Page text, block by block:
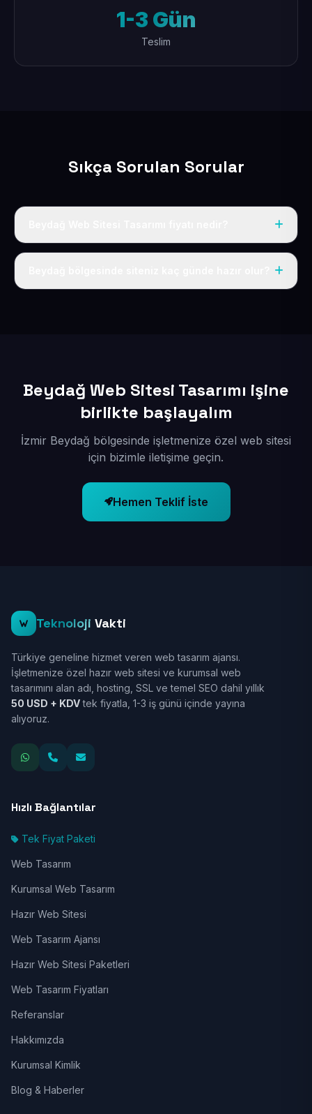
1-3 Gün
Teslim
Sıkça Sorulan Sorular
Tek fiyat uygulanır: yıllık 50 USD + KDV. Bu bedele alan
Beydağ Web Sitesi Tasarımı işine
birlikte başlayalım
İzmir Beydağ bölgesinde işletmenize özel web sitesi
için bizimle iletişime geçin.
Hemen Teklif İste
Teknoloji Vakti
Türkiye geneline hizmet veren web tasarım ajansı.
İşletmenize özel hazır web sitesi ve kurumsal web
tasarımını alan adı, hosting, SSL ve temel SEO dahil yıllık
50 USD + KDVtek fiyatla, 1-3 iş günü içinde yayına
alıyoruz.
Hızlı Bağlantılar
Tek Fiyat Paketi
Web Tasarım
Kurumsal Web Tasarım
Hazır Web Sitesi
Web Tasarım Ajansı
Hazır Web Sitesi Paketleri
Web Tasarım Fiyatları
Referanslar
Hakkımızda
Kurumsal Kimlik
Blog & Haberler